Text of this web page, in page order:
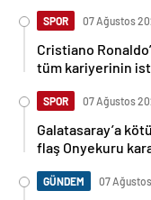
SPOR 07 Ağustos
Cristiano
tüm kariyerinin
SPOR 07 Ağustos
Galatasaray’a
flaş Onyekuru
GÜNDEM 07